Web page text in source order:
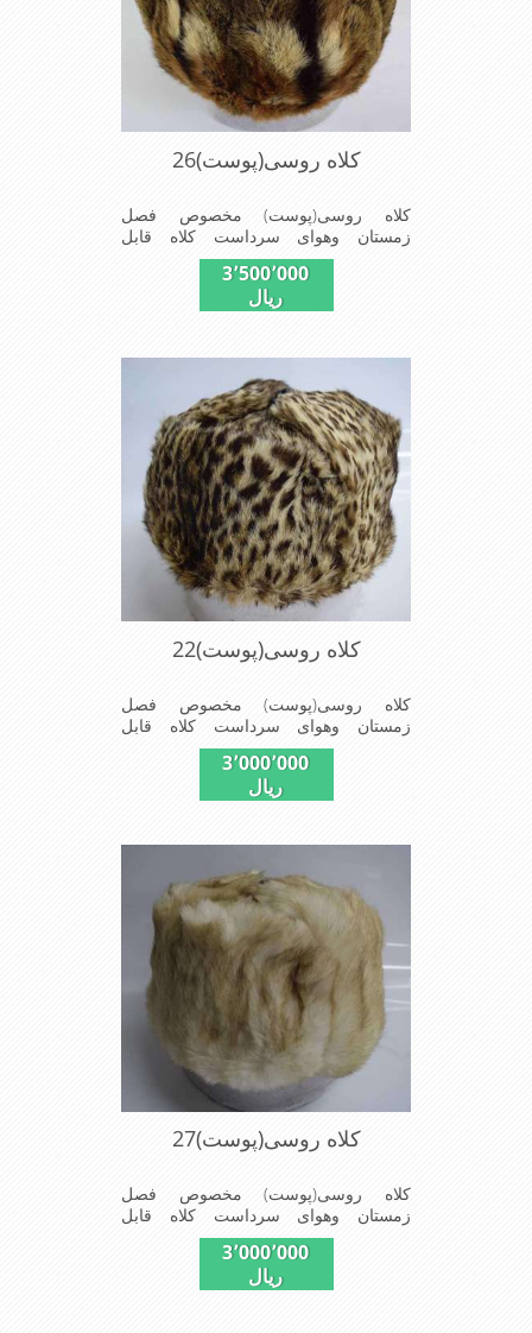
کلاه روسی(پوست)26
کلاه روسی(پوست) مخصوص فصل
زمستان وهوای سرداست کلاه قابل
استفاده درسایزهای 58-59می باشد(فری
سایز)وجنس این کلاه ازپوست طبیی(خَز)
تهیه شده است وآستری آن ازجنس ساتن
دلیل به راحتی درسوزهای سردزمستانی
تمامی سروپشت گردن روگرم نگاه می
دارد
3٬500٬000
ریال
کلاه روسی(پوست)22
کلاه روسی(پوست) مخصوص فصل
زمستان وهوای سرداست کلاه قابل
باشد(فریسایز)وجنس این کلاه ازپوست
طبیی(خَز)تهیه شده است وآستری آن
سردزمستانی تمامی سروپشت گردن
روگرم نگاه می دارد
3٬000٬000
ریال
کلاه روسی(پوست)27
کلاه روسی(پوست) مخصوص فصل
زمستان وهوای سرداست کلاه قابل
استفاده درسایزهای 58-59می باشد(فری
سایز)وجنس این کلاه ازپوست طبیی(خَز)
تهیه شده است وآستری آن ازجنس ساتن
3٬000٬000
ریال